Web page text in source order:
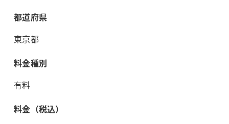
都道府県
東京都
料金種別
有料
料金（税込）